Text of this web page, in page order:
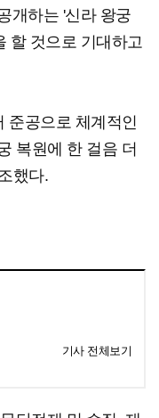
개하는 '신라 왕궁
할 것으로 기대하고
준공으로 체계적인
복원에 한 걸음 더
했다.
기사 전체보기